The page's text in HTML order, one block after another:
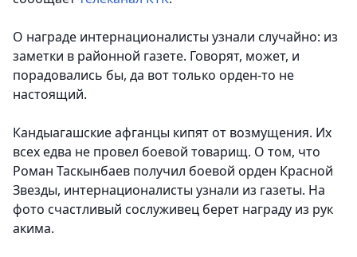
О награде интернационалисты узнали случайно: из
заметки в районной газете. Говорят, может, и
порадовались бы, да вот только орден-то не
настоящий.
Кандыагашские афганцы кипят от возмущения. Их
всех едва не провел боевой товарищ. О том, что
Роман Таскынбаев получил боевой орден Красной
Звезды, интернационалисты узнали из газеты. На
фото счастливый сослуживец берет награду из рук
акима.